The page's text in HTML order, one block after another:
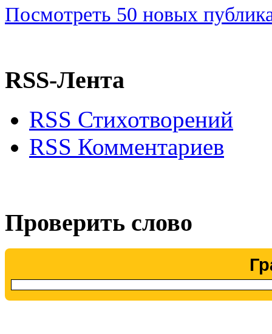
Посмотреть 50 новых
RSS-Лента
RSS Стихотворений
RSS Комментариев
Проверить слово